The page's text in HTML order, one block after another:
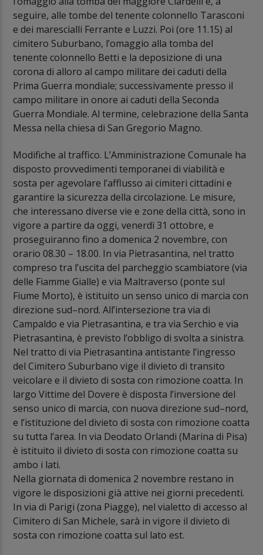
seguire, alle tombe del tenente colonnello Tarasconi
e dei marescialli Ferrante e Luzzi. Poi (ore 11.15) al
cimitero Suburbano, l’omaggio alla tomba del
tenente colonnello Betti e la deposizione di una
corona di alloro al campo militare dei caduti della
Prima Guerra mondiale; successivamente presso il
campo militare in onore ai caduti della Seconda
Guerra Mondiale. Al termine, celebrazione della Santa
Messa nella chiesa di San Gregorio Magno.
Modifiche al traffico. L’Amministrazione Comunale ha
disposto provvedimenti temporanei di viabilità e
sosta per agevolare l’afflusso ai cimiteri cittadini e
garantire la sicurezza della circolazione. Le misure,
che interessano diverse vie e zone della città, sono in
vigore a partire da oggi, venerdì 31 ottobre, e
proseguiranno fino a domenica 2 novembre, con
orario 08.30 – 18.00. In via Pietrasantina, nel tratto
compreso tra l’uscita del parcheggio scambiatore (via
delle Fiamme Gialle) e via Maltraverso (ponte sul
Fiume Morto), è istituito un senso unico di marcia con
direzione sud–nord. All’intersezione tra via di
Campaldo e via Pietrasantina, e tra via Serchio e via
Pietrasantina, è previsto l’obbligo di svolta a sinistra.
Nel tratto di via Pietrasantina antistante l’ingresso
del Cimitero Suburbano vige il divieto di transito
veicolare e il divieto di sosta con rimozione coatta. In
largo Vittime del Dovere è disposta l’inversione del
senso unico di marcia, con nuova direzione sud–nord,
e l’istituzione del divieto di sosta con rimozione coatta
su tutta l’area. In via Deodato Orlandi (Marina di Pisa)
è istituito il divieto di sosta con rimozione coatta su
ambo i lati.
Nella giornata di domenica 2 novembre restano in
vigore le disposizioni già attive nei giorni precedenti.
In via di Parigi (zona Piagge), nel vialetto di accesso al
Cimitero di San Michele, sarà in vigore il divieto di
sosta con rimozione coatta sul lato est.